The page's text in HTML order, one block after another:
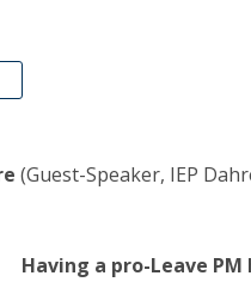
(Guest-Speaker, IEP
Having a pro-Leave